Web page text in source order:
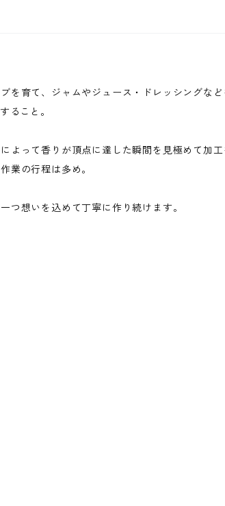
を育て、ジャムやジュース・ドレッシングな
ること。
よって香りが頂点に達した瞬間を見極めて加
業の行程は多め。
つ想いを込めて丁寧に作り続けます。